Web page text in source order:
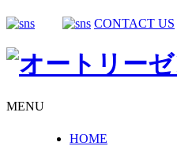
CONTACT US
MENU
HOME